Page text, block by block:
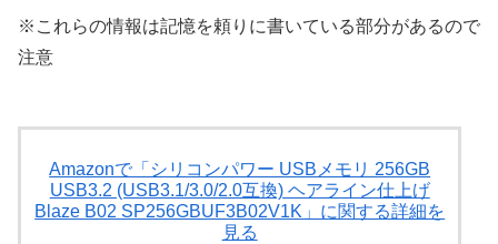
※これらの情報は記憶を頼りに書いている部分があるので
注意
Amazonで「シリコンパワー USBメモリ 256GB
USB3.2 (USB3.1/3.0/2.0互換) ヘアライン仕上げ
Blaze B02 SP256GBUF3B02V1K」に関する詳細を
見る